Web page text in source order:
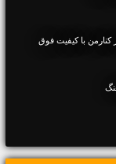
کنارمن با کیفیت فوق